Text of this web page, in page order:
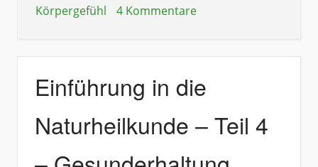
Körpergefühl
4 Kommentare
Einführung in die
Naturheilkunde – Teil 4